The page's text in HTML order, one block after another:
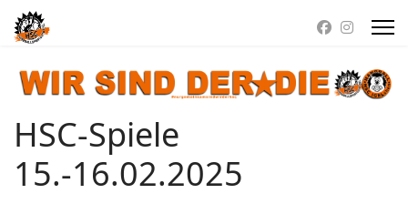
HSC-Spiele
15.-16.02.2025